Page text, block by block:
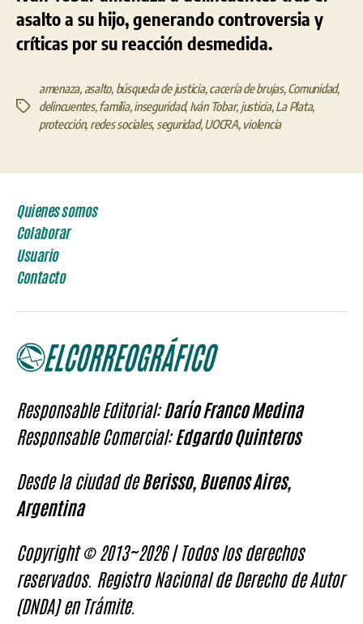
asalto a su hijo, generando controversia y
críticas por su reacción desmedida.
Etiquetas
amenaza, asalto, búsqueda de justicia,cacería de brujas,Comunidad,
delincuentes,familia,inseguridad,Iván Tobar, justicia,La Plata,
protección, redes sociales, seguridad,UOCRA, violencia
Quienes somos
Colaborar
Usuario
Contacto
Responsable Editorial:Darío Franco Medina
Responsable Comercial:Edgardo Quinteros
Desde la ciudad deBerisso, Buenos Aires,
Argentina
Copyright © 2013~2026 | Todos los derechos
reservados. Registro Nacional de Derecho de Autor
(DNDA) en Trámite.